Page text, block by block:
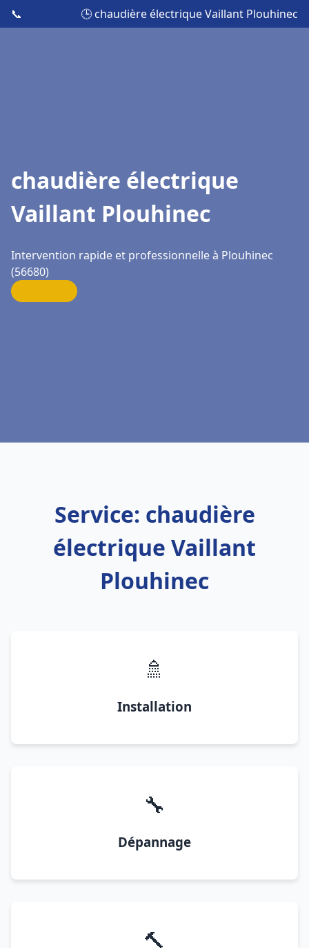
📞 🕒 chaudière électrique Vaillant Plouhinec
chaudière électrique
Vaillant Plouhinec
Intervention rapide et professionnelle à Plouhinec
(56680)
Service: chaudière
électrique Vaillant
Plouhinec
🚿
Installation
🔧
Dépannage
🔨